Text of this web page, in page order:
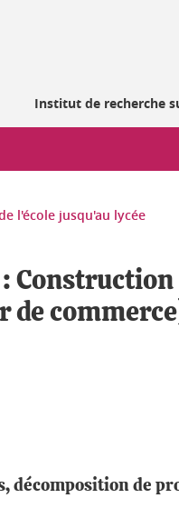
Institut de recherche
l'école jusqu'au lycée
de
décomposition de